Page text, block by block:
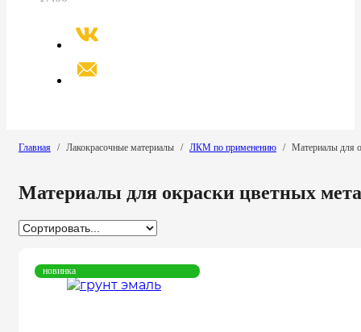
Главная / Лакокрасочные материалы / ЛКМ по применению / Материалы для
Материалы для окраски цветных
новинка